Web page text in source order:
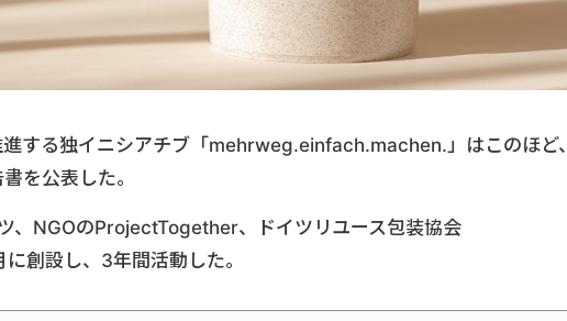
する独イニシアチブ「mehrweg.einfach.machen.」はこのほど、
を公表した。
、NGOのProjectTogether、ドイツリユース包装協会
創設し、3年間活動した。